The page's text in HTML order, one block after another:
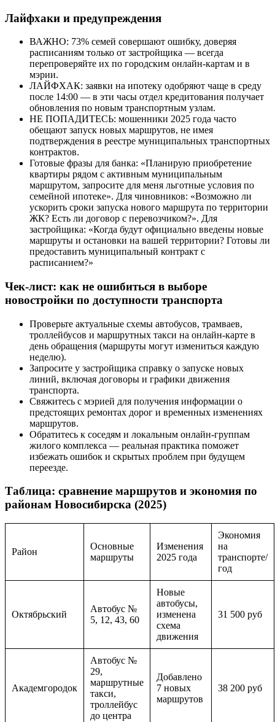
Лайфхаки и предупреждения
ВАЖНО: 73% семей совершают ошибку, доверяя
расписаниям только от застройщика — всегда
перепроверяйте их по городским онлайн-картам и в
мэрии.
ЛАЙФХАК: заявки на ипотеку одобряют чаще в среду
после 14:00 — в эти часы отдел кредитования получает
обновления по новым транспортным узлам.
НЕ ПОПАДИТЕСЬ: мошенники 2025 года часто
обещают запуск новых маршрутов, не имея
подтверждения в реестре муниципальных транспортных
контрактов.
Готовые фразы для банка: «Планирую приобретение
квартиры рядом с активным муниципальным
маршрутом, запросите для меня льготные условия по
семейной ипотеке». Для чиновников: «Возможно ли
ускорить сроки запуска нового маршрута по территории
ЖК? Есть ли договор с перевозчиком?». Для
застройщика: «Когда будут официально введены новые
маршруты и остановки на вашей территории? Готовы ли
предоставить муниципальный контракт с
расписанием?»
Чек-лист: как не ошибиться в выборе
новостройки по доступности транспорта
Проверьте актуальные схемы автобусов, трамваев,
троллейбусов и маршрутных такси на онлайн-карте в
день обращения (маршруты могут измениться каждую
неделю).
Запросите у застройщика справку о запуске новых
линий, включая договоры и графики движения
транспорта.
Свяжитесь с мэрией для получения информации о
предстоящих ремонтах дорог и временных изменениях
маршрутов.
Обратитесь к соседям и локальным онлайн-группам
жилого комплекса — реальная практика поможет
избежать ошибок и скрытых проблем при будущем
переезде.
Таблица: сравнение маршрутов и экономия по
районам Новосибирска (2025)
Район
Основные
маршруты
Изменения
2025 года
Экономия
на
транспорте/
год
Октябрьский
Автобус №
5, 12, 43, 60
Новые
автобусы,
изменена
схема
движения
31 500 руб
Академгородок
Автобус №
29,
маршрутные
такси,
троллейбус
до центра
Добавлено
7 новых
маршрутов
38 200 руб